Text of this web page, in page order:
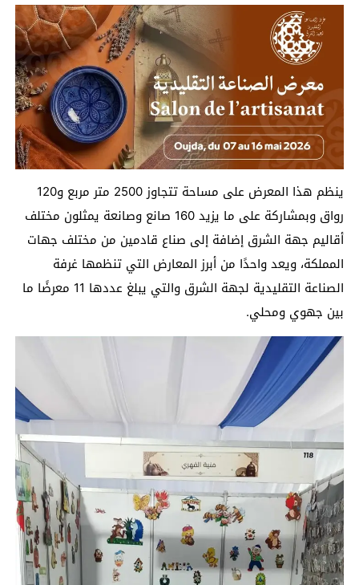
ينظم هذا المعرض على مساحة تتجاوز 2500 متر مربع و120
رواق وبمشاركة على ما يزيد 160 صانع وصانعة يمثلون مختلف
أقاليم جهة الشرق إضافة إلى صناع قادمين من مختلف جهات
المملكة، ويعد واحدًا من أبرز المعارض التي تنظمها غرفة
الصناعة التقليدية لجهة الشرق والتي يبلغ عددها 11 معرضًا ما
بين جهوي ومحلي.